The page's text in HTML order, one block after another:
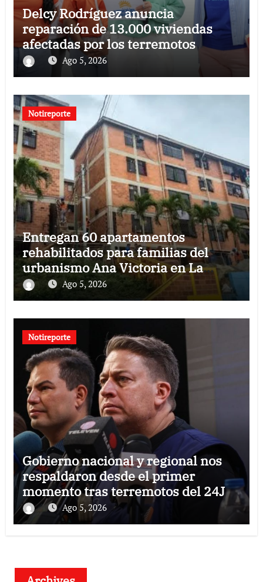
Delcy Rodríguez anuncia
reparación de 13.000 viviendas
afectadas por los terremotos
Ago 5, 2026
Notireporte
Entregan 60 apartamentos
rehabilitados para familias del
urbanismo Ana Victoria en La
GuairaAgo 5, 2026
Notireporte
Gobierno nacional y regional nos
respaldaron desde el primer
momento tras terremotos del 24J
Ago 5, 2026